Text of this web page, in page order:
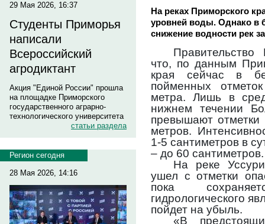
29 Мая 2026, 16:37
Студенты Приморья
написали
Всероссийский
агродиктант
Акция "Единой России" прошла
на площадке Приморского
государственного аграрно-
технологического университета
статьи раздела
Регион сегодня
28 Мая 2026, 14:16
На реках Приморского
уровней воды. Однако в
снижение водности рек
что, по данным
края сейчас в
пойменных
метра. Лишь в
нижнем течении
превышают
метров.
1-5 сантиметров в
– до 60 сантиметров.
На реке
ушел с отметки
пока
гидрологического
пойдет на убыль.
«В